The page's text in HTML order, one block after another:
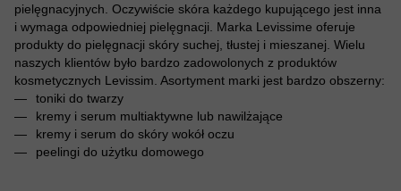
pielęgnacyjnych. Oczywiście skóra każdego kupującego jest inna
i wymaga odpowiedniej pielęgnacji. Marka Levissime oferuje
produkty do pielęgnacji skóry suchej, tłustej i mieszanej. Wielu
naszych klientów było bardzo zadowolonych z produktów
kosmetycznych Levissim. Asortyment marki jest bardzo obszerny:
toniki do twarzy
kremy i serum multiaktywne lub nawilżające
kremy i serum do skóry wokół oczu
peelingi do użytku domowego